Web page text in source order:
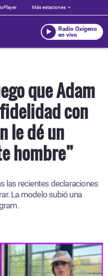
Más estaciones
Radio Oxígeno
en vivo
que Adam
con
le dé un
hombre”
las recientes declaraciones
La modelo subió una